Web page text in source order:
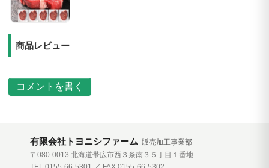
商品レビュー
コメントを書く
有限会社トヨニシファーム 販売加工事業部
〒080-0013 北海道帯広市西３条南３５丁目１番地